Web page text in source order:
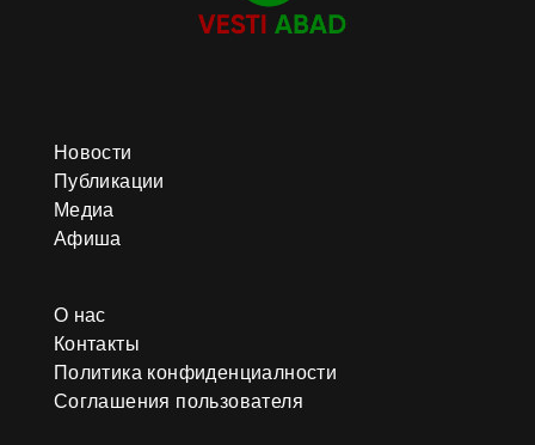
Новости
Публикации
Медиа
Афиша
О нас
Контакты
Политика конфиденциалности
Соглашения пользователя